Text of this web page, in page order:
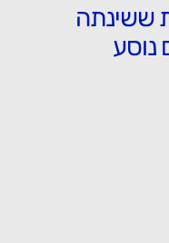
ששינתה
נוסע